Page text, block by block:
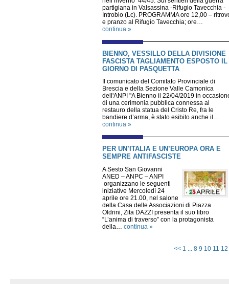
partigiana in Valsassina -Rifugio Tavecchia -
Introbio (Lc). PROGRAMMA ore 12,00 –
e pranzo al Rifugio Tavecchia; ore…
continua »
BIENNO, VESSILLO DELLA DIVISIONE
FASCISTA TAGLIAMENTO ESPOSTO IL
GIORNO DI PASQUETTA
Il comunicato del Comitato Provinciale di
Brescia e della Sezione Valle Camonica
dell'ANPI "A Bienno il 22/04/2019 in
di una cerimonia pubblica connessa al
restauro della statua del Cristo Re, fra le
bandiere d’arma, è stato esibito anche il…
continua »
PER UN’ITALIA E UN’EUROPA ORA E
SEMPRE ANTIFASCISTE
A Sesto San Giovanni
ANED – ANPC – ANPI
organizzano le seguenti
iniziative Mercoledì 24
aprile ore 21.00, nel salone
della Casa delle Associazioni di Piazza
Oldrini, Zita DAZZI presenta il suo libro
“L’anima di traverso” con la protagonista
della… continua »
<< 1 ... 8 9 10 11 12